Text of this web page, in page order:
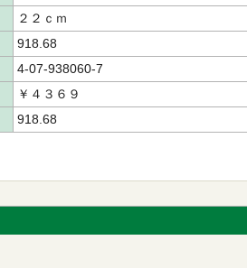
２２ｃｍ
918.68
4-07-938060-7
￥４３６９
918.68